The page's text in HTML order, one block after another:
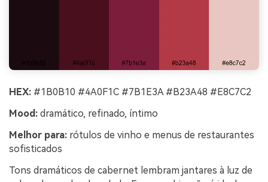
HEX: #1B0B10 #4A0F1C #7B1E3A #B23A48 #E8C7C2
Mood: dramático, refinado, íntimo
Melhor para: rótulos de vinho e menus de restaurantes
sofisticados
Tons dramáticos de cabernet lembram jantares à luz de